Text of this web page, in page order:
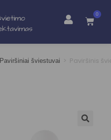
0
Paviršiniai šviestuvai > Paviršinis